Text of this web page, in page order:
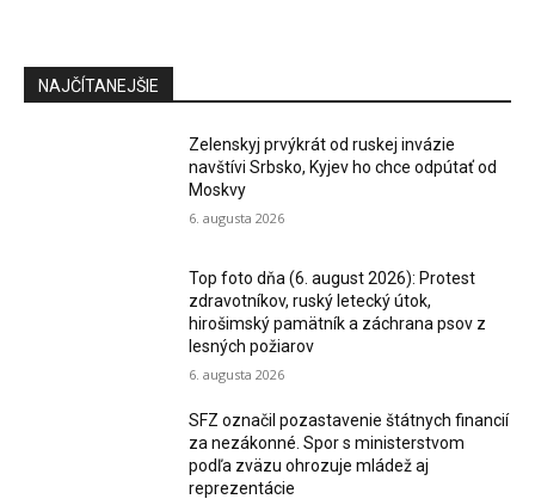
NAJČÍTANEJŠIE
Zelenskyj prvýkrát od ruskej invázie
navštívi Srbsko, Kyjev ho chce odpútať od
Moskvy
6. augusta 2026
Top foto dňa (6. august 2026): Protest
zdravotníkov, ruský letecký útok,
hirošimský pamätník a záchrana psov z
lesných požiarov
6. augusta 2026
SFZ označil pozastavenie štátnych financií
za nezákonné. Spor s ministerstvom
podľa zväzu ohrozuje mládež aj
reprezentácie